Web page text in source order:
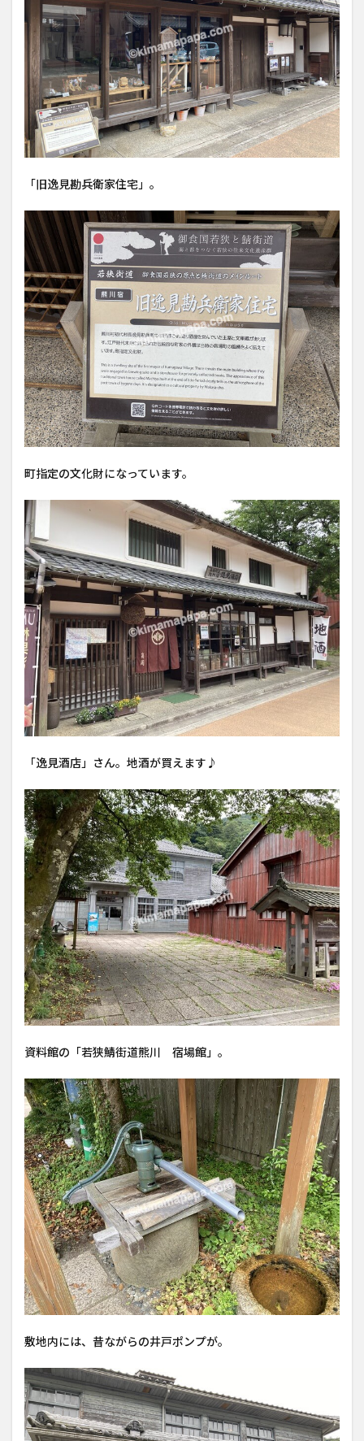
「旧逸見勘兵衛家住宅」。
町指定の文化財になっています。
「逸見酒店」さん。地酒が買えます♪
資料館の「若狭鯖街道熊川 宿場館」。
敷地内には、昔ながらの井戸ポンプが。